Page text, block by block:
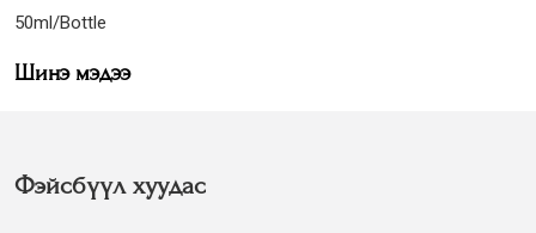
50ml/Bottle
Шинэ мэдээ
Фэйсбүүл хуудас